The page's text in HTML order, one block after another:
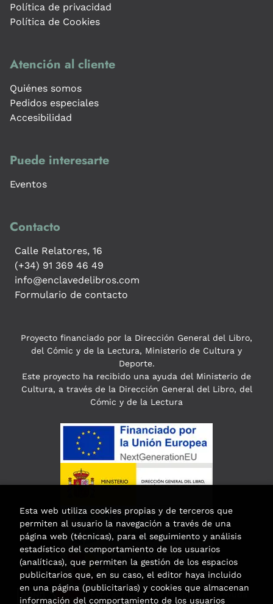
Política de privacidad
Política de Cookies
Atención al cliente
Quiénes somos
Pedidos especiales
Accesibilidad
Puede interesarte
Eventos
Contacto
Calle Relatores, 16
(+34) 91 369 46 49
info@enclavedelibros.com
Formulario de contacto
Proyecto financiado por la Dirección General del Libro,
del Cómic y de la Lectura, Ministerio de Cultura y
Deporte.
Este proyecto ha recibido una ayuda del Ministerio de
Cultura, a través de la Dirección General del Libro, del
Cómic y de la Lectura
Esta actividad ha recibido una ayuda
Esta web utiliza cookies propias y de terceros que
permiten al usuario la navegación a través de una
página web (técnicas), para el seguimiento y análisis
estadístico del comportamiento de los usuarios
(analíticas), que permiten la gestión de los espacios
publicitarios que, en su caso, el editor haya incluido
en una página (publicitarias) y cookies que almacenan
información del comportamiento de los usuarios